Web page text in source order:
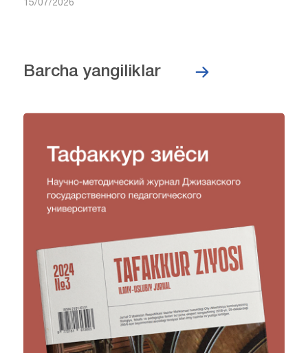
15/07/2026
Barcha yangiliklar